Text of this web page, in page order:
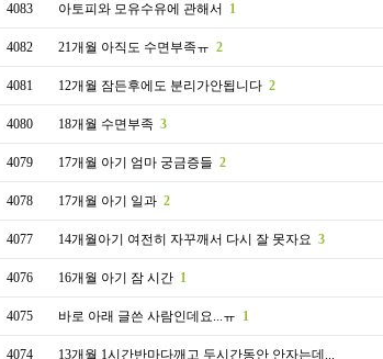
4083 아토피와 모유수유에 관해서 1
4082 21개월 아직도 수면부족ㅠ 2
4081 12개월 잠든후에도 분리가안됩니다 2
4080 18개월 수면부족 3
4079 17개월 아기 엄마 궁금증들 2
4078 17개월 아기 일과 2
4077 14개월아기 여전히 자꾸깨서 다시 잘 못자요 3
4076 16개월 아기 잠 시간 1
4075 바로 아래 글쓴 사람인데요...ㅠ 1
4074 13개월 1시간반마다깨고 두시간동안 안자는데...